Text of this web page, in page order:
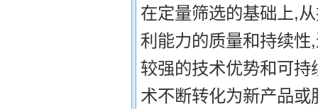
在定量筛选的基础上,
利能力的质量和持续
较强的技术优势和可
术不断转化为新产品